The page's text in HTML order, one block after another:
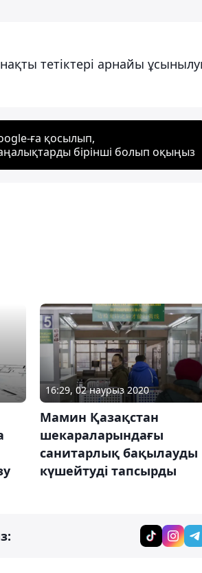
тетіктері арнайы
ға қосылып,
бірінші болып оқыңыз
16:29, 02 наурыз 2020
Мамин Қазақстан
шекараларындағы
санитарлық бақылауды
күшейтуді тапсырды